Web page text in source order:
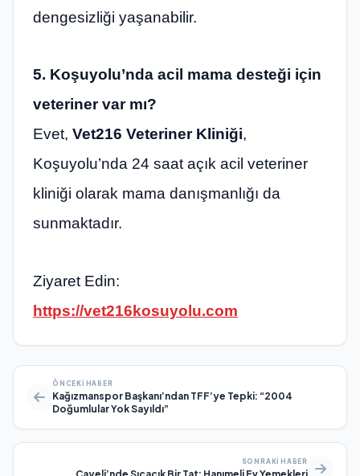
dengesizliği yaşanabilir.
5. Koşuyolu’nda acil mama desteği için
veteriner var mı?
Evet, Vet216 Veteriner Kliniği,
Koşuyolu’nda 24 saat açık acil veteriner
kliniği olarak mama danışmanlığı da
sunmaktadır.
Ziyaret Edin:
https://vet216kosuyolu.com
ÖNCEKI HABER
Kağızmanspor Başkanı’ndan TFF’ye Tepki: “2004
Doğumlular Yok Sayıldı”
SONRAKI HABER